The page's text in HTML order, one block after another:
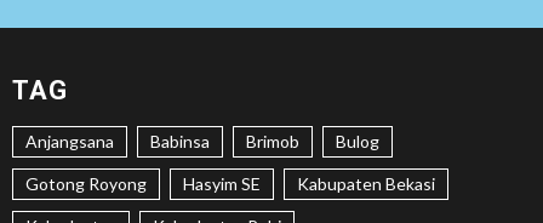
Bantu Atasi
13/Nanggala
Distribusikan 4.000
Liter Air Bersih
Gratis di Desa
TAG
Anjangsana Babinsa Brimob Bulog
Gotong Royong Hasyim SE Kabupaten Bekasi